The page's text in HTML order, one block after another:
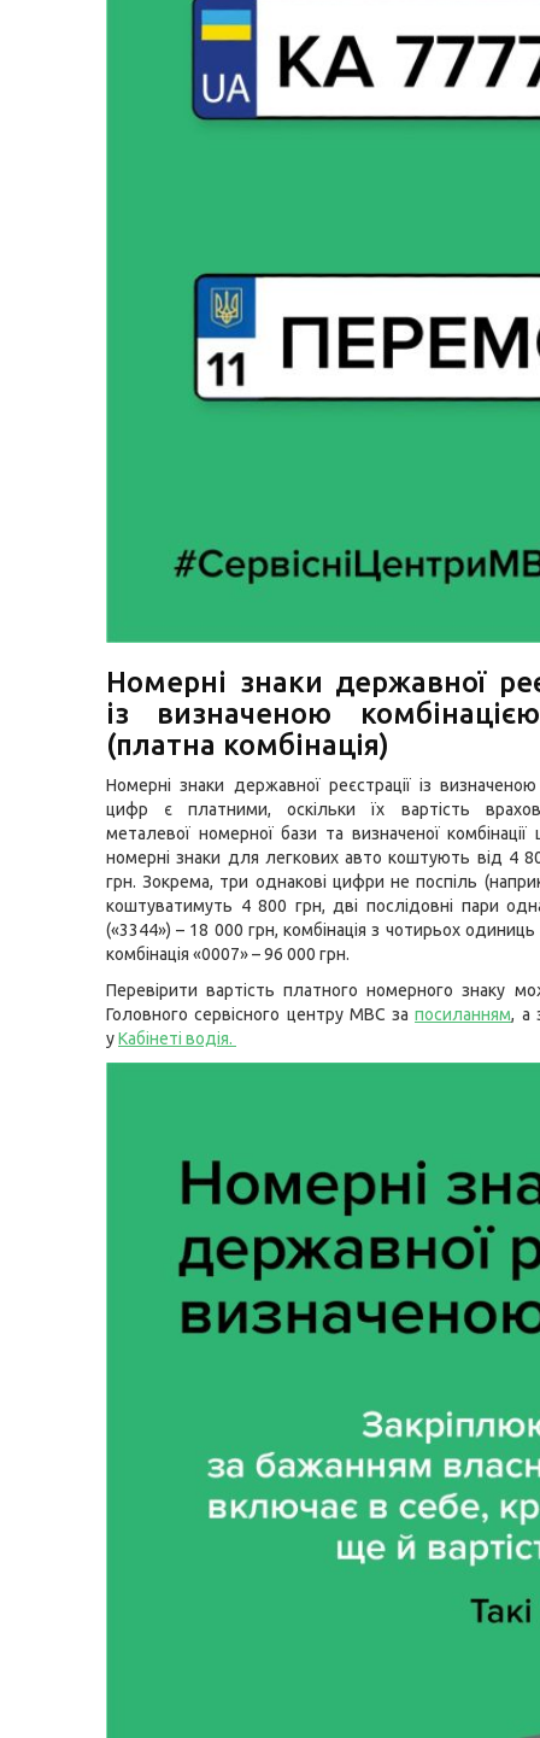
Номерні знаки державної
із визначеною
(платна комбінація)
Номерні знаки державної реєстрації із визначеною
цифр є платними, оскільки їх вартість
металевої номерної бази та визначеної комбінації
номерні знаки для легкових авто коштують від 4
грн. Зокрема, три однакові цифри не поспіль
коштуватимуть 4 800 грн, дві послідовні пари
(«3344») – 18 000 грн, комбінація з чотирьох
комбінація «0007» – 96 000 грн.
Перевірити вартість платного номерного знаку
Головного сервісного центру МВС запосиланням, а
уКабінеті водія.